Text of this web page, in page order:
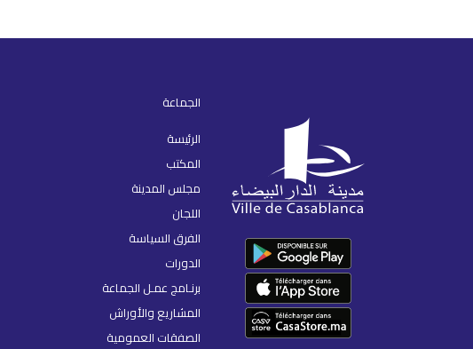
الجماعة
الرئيسة
المكتب
مجلس المدينة
اللجان
الفرق السياسة
الدورات
برنـامج عمـل الجماعة
المشاريع والأوراش
الصفقات العمومية